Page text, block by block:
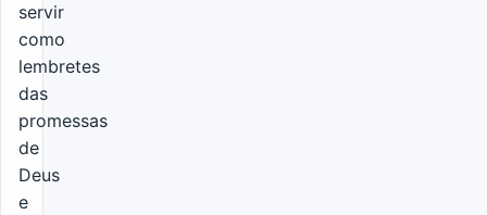
servir
como
lembretes
das
promessas
de
Deus
e